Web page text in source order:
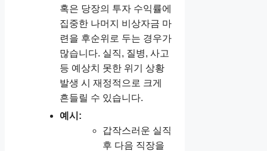
혹은 당장의 투자 수익률에
집중한 나머지 비상자금 마
련을 후순위로 두는 경우가
많습니다. 실직, 질병, 사고
등 예상치 못한 위기 상황
발생 시 재정적으로 크게
흔들릴 수 있습니다.
예시:
갑작스러운 실직
후 다음 직장을